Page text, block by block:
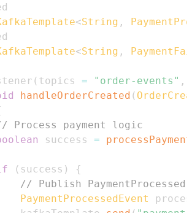
<String ,
<String ,
( topics = "order-events" ,
handleOrderCreated (
Process payment logic
success = processPayment
( success )
{
// Publish PaymentProcessed
PaymentProcessedEvent